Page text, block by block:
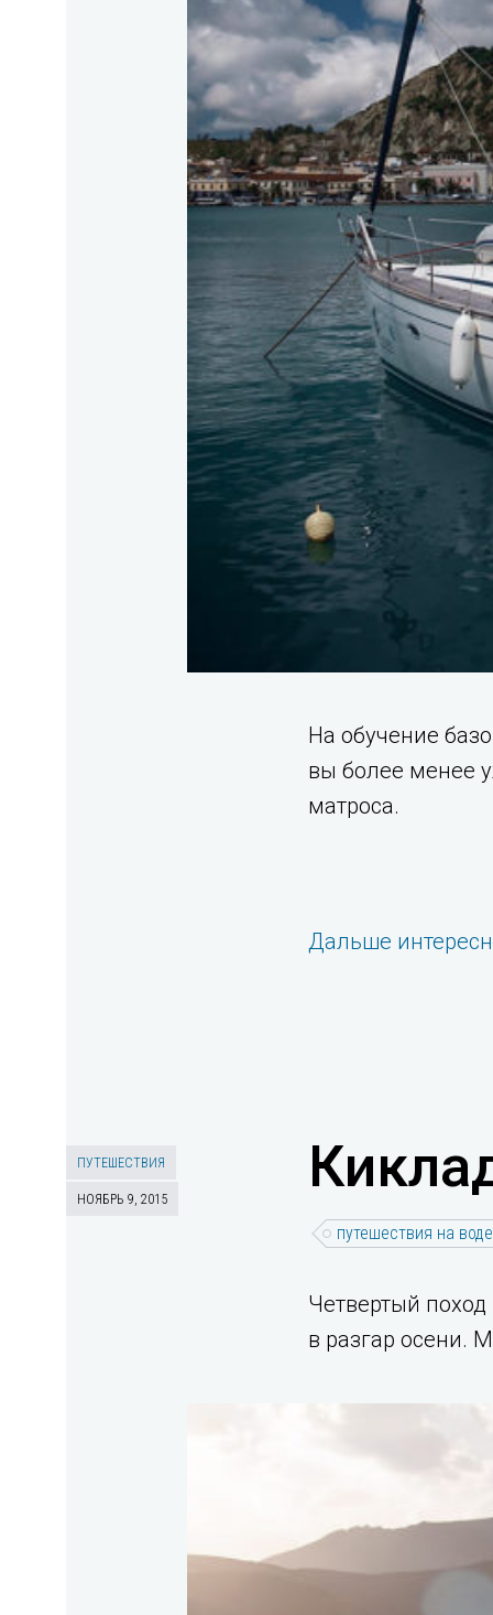
На обучение
вы более менее
матроса.
Дальше
ПУТЕШЕСТВИЯ
НОЯБРЬ 9, 2015
путешествия на воде
Четвертый
в разгар осени.